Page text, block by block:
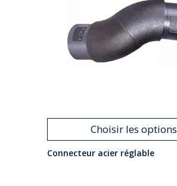
Choisir les options
Connecteur acier réglable